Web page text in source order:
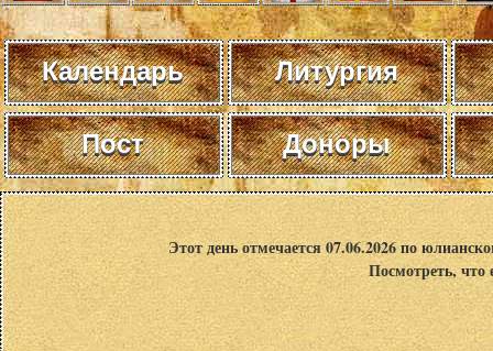
Календарь Литургия
Пост Доноры
Этот день отмечается 07.06.2026 по
Посмотреть,